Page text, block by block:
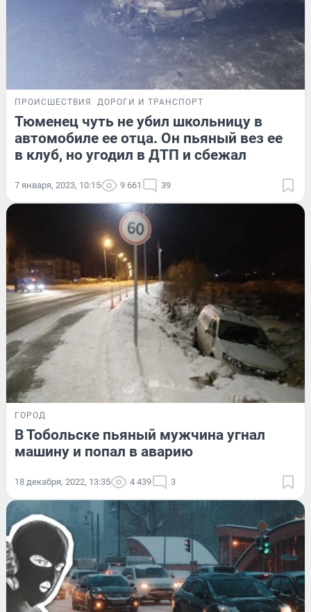
ПРОИСШЕСТВИЯ ДОРОГИ И ТРАНСПОРТ
Тюменец чуть не убил школьницу в
автомобиле ее отца. Он пьяный вез ее
в клуб, но угодил в ДТП и сбежал
7 января, 2023, 10:15 9 661 39
ГОРОД
В Тобольске пьяный мужчина угнал
машину и попал в аварию
18 декабря, 2022, 13:35 4 439 3